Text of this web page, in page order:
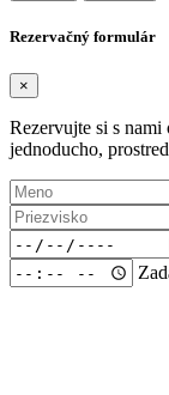
Rezervačný formulár
×
Rezervujte si s nami
jednoducho,